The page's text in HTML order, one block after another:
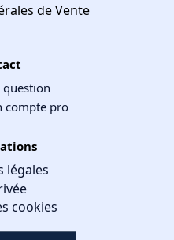
de Vente
question
compte pro
légales
cookies